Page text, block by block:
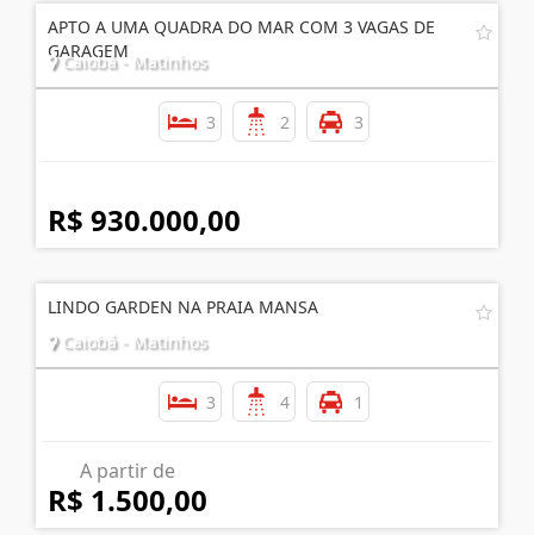
APTO A UMA QUADRA DO MAR COM 3 VAGAS DE
GARAGEM
Caiobá - Matinhos
3 2 3
R$ 930.000,00
LINDO GARDEN NA PRAIA MANSA
Caiobá - Matinhos
3 4 1
A partir de
R$ 1.500,00